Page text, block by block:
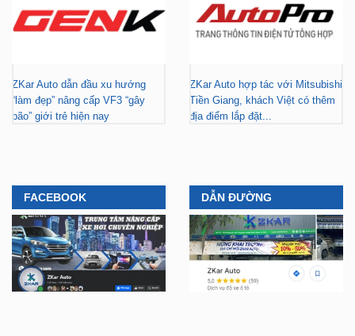
ZKar Auto dẫn đầu xu hướng
“làm đẹp” nâng cấp VF3 “gây
bão” giới trẻ hiện nay
ZKar Auto hợp tác với Mitsubishi
Tiền Giang, khách Việt có thêm
địa điểm lắp đặt...
FACEBOOK DẪN ĐƯỜNG